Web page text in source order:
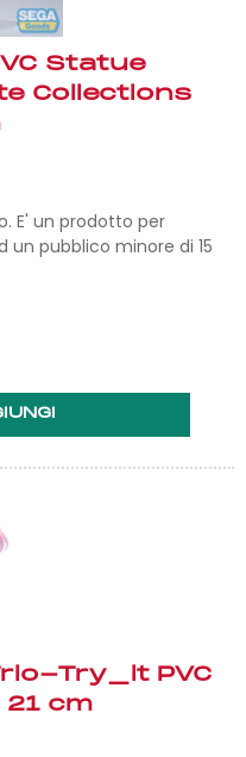
Statue
Collections
E' un prodotto per
pubblico minore di 15
Try_it PVC
cm